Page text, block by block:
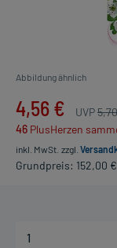
Abbildung ähnlich
4,56 € UVP
46 PlusHerzen
inkl. MwSt. zzgl.
Grundpreis: 152,00